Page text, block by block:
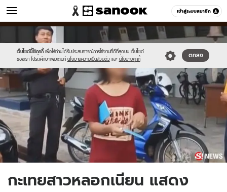
เข้าสู่ระบบสมาชิก
ข่าว หมวดอื่นๆ
เว็บไซต์นี้ใช้คุกกี้ เพื่อให้ท่านได้รับประสบการณ์การใช้งานที่ดีที่สุดบน เว็บไซต์
ของเรา โปรดศึกษาเพิ่มเติมที่ นโยบายความเป็นส่วนตัว และ นโยบายคุกกี้
ตกลง
//s.isanook.com/sr/0/images/logo-
new-
sanook.png
//s.isanook.com/ns/0/ud/377/1889814/news06.jpg
กะเทยสาวหลอกเนียน แสดง